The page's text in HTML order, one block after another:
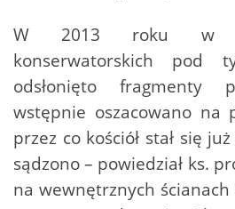
W 2013 roku w
konserwatorskich pod
odsłonięto fragmenty
wstępnie oszacowano na
przez co kościół stał się
sądzono – powiedział ks.
na wewnętrznych ścianach